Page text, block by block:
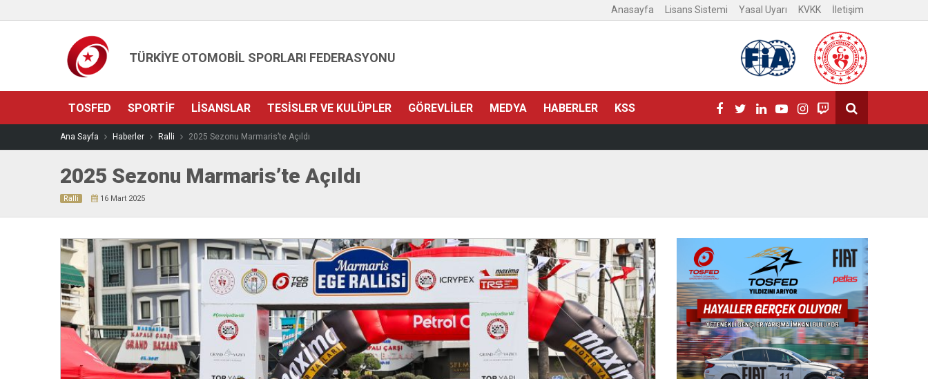
Anasayfa Lisans Sistemi Yasal Uyarı KVKK İletişim
TÜRKİYE OTOMOBİL SPORLARI FEDERASYONU
TOSFED SPORTIF LISANSLAR TESISLER VE KULÜPLER GÖREVLILER MEDYA HABERLER KSS
Ana Sayfa Haberler Ralli 2025 Sezonu Marmaris’te Açıldı
2025 Sezonu Marmaris’te Açıldı
Ralli 16 Mart 2025